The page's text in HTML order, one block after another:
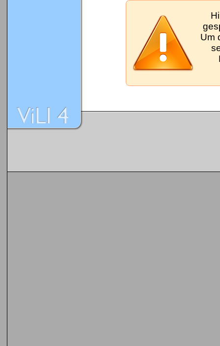
Um